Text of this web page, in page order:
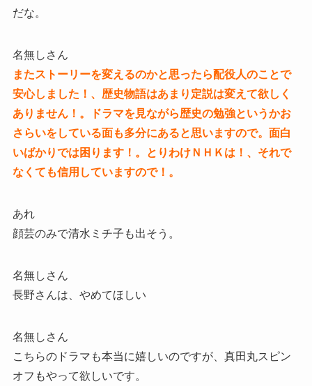
だな。
名無しさん
またストーリーを変えるのかと思ったら配役人のことで
安心しました！、歴史物語はあまり定説は変えて欲しく
ありません！。ドラマを見ながら歴史の勉強というかお
さらいをしている面も多分にあると思いますので。面白
いばかりでは困ります！。とりわけＮＨＫは！、それで
なくても信用していますので！。
あれ
顔芸のみで清水ミチ子も出そう。
名無しさん
長野さんは、やめてほしい
名無しさん
こちらのドラマも本当に嬉しいのですが、真田丸スピン
オフもやって欲しいです。